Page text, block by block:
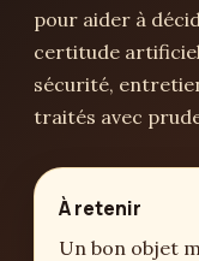
pour aider à
certitude
sécurité,
traités avec
À retenir
Un bon objet